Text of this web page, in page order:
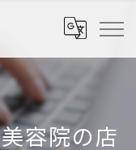
容院の店